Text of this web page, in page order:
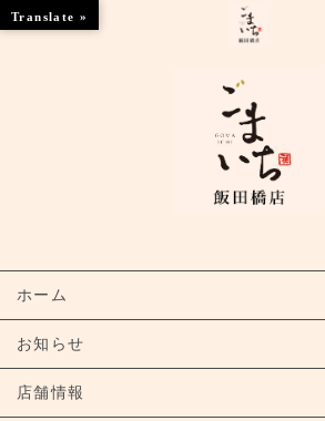
お知らせ
お品書き
ブランドトップ
店舗情報
ホーム
お知らせ
店舗情報
Translate »